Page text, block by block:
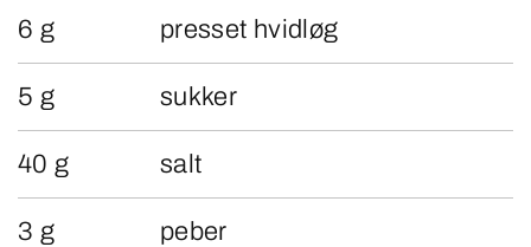
6 g presset hvidløg
5 g sukker
40 g salt
3 g peber